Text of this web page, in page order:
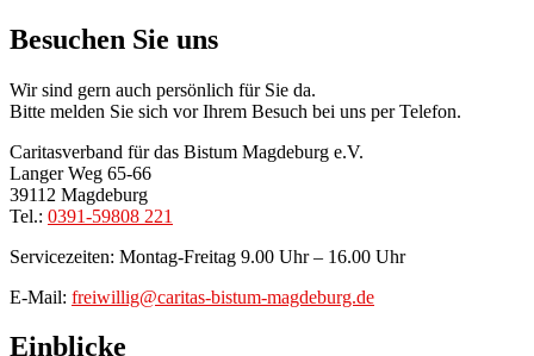
Besuchen Sie uns
Wir sind gern auch persönlich für Sie da.
Bitte melden Sie sich vor Ihrem Besuch bei uns per Telefon.
Caritasverband für das Bistum Magdeburg e.V.
Langer Weg 65-66
39112 Magdeburg
Tel.: 0391-59808 221
Servicezeiten: Montag-Freitag 9.00 Uhr – 16.00 Uhr
E-Mail: freiwillig@caritas-bistum-magdeburg.de
Einblicke